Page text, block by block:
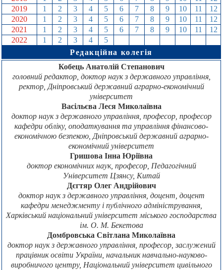
2019
1 2 3 4 5 6 7 8 9 10 11
12
2020
1 2 3 4 5 6 7 8 9 10 11
12
2021
1 2 3 4 5 6 7 8 9 10 11
12
2022
1 2 3 4 5
Редакційна колегія
Кобець Анатолій Степанович
головний редактор, доктор наук з державного управління,
ректор, Дніпровський державний аграрно-економічний
університет
Васільєва Леся Миколаївна
доктор наук з державного управління, професор, професор
кафедри обліку, оподаткування та управління фінансово-
економічною безпекою, Дніпровський державний аграрно-
економічний університет
Гришова Інна Юріївна
доктор економічних наук, професор, Педагогічний
Університет Цзянсу, Китай
Дєгтяр Олег Андрійович
доктор наук з державного управління, доцент, доцент
кафедри менеджменту і публічного адміністрування,
Харківський національний університет міського господарства
ім. О. М. Бекетова
Домбровська Світлана Миколаївна
доктор наук з державного управління, професор, заслужений
працівник освіти України, начальник навчально-науково-
виробничого центру, Національний університет цивільного